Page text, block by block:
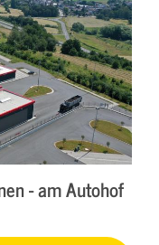
- am Autohof